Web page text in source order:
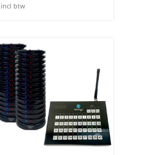
incl btw